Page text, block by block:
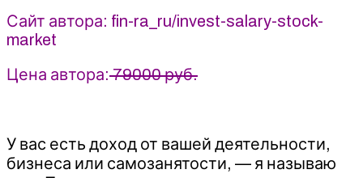
Сайт автора: fin-ra_ru/invest-salary-stock-
market
Цена автора:79000 руб.
У вас есть доход от вашей деятельности,
бизнеса или самозанятости, — я называю